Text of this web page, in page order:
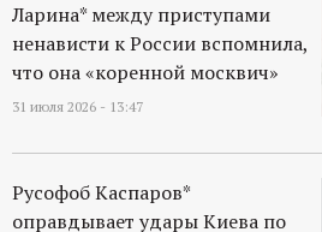
Ларина* между приступами
ненависти к России вспомнила,
что она «коренной москвич»
31 июля 2026 - 13:47
Русофоб Каспаров*
оправдывает удары Киева по